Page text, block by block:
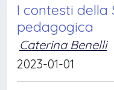
I contesti della
pedagogica
Caterina Benelli
2023-01-01